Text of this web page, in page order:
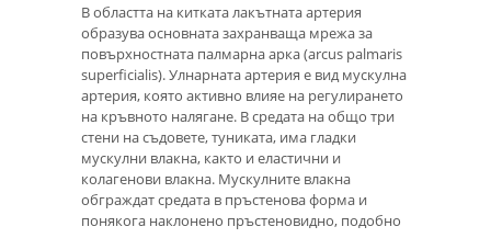
В областта на китката лакътната артерия
образува основната захранваща мрежа за
повърхностната палмарна арка (arcus palmaris
superficialis). Улнарната артерия е вид мускулна
артерия, която активно влияе на регулирането
на кръвното налягане. В средата на общо три
стени на съдовете, туниката, има гладки
мускулни влакна, както и еластични и
колагенови влакна. Мускулните влакна
обграждат средата в пръстенова форма и
понякога наклонено пръстеновидно, подобно